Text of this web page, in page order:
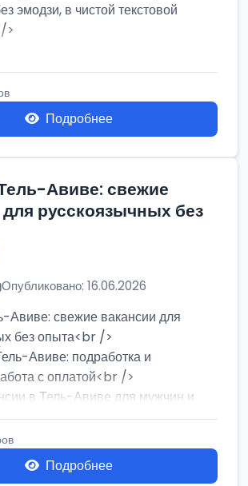
эмодзи, в чистой текстовой
>
на мебельном производстве:
Подробнее
Авиве: свежие
русскоязычных без
Опубликовано: 16.06.2026
Авиве: свежие вакансии для
без опыта<br />
Авиве: подработка и
с оплатой<br />
в Тель-Авиве для мужчин и
Подробнее